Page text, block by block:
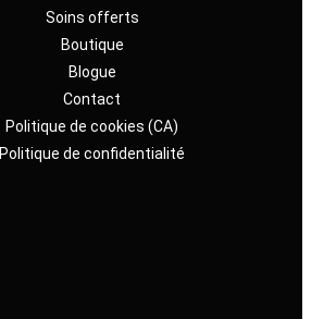
Soins offerts
Boutique
Blogue
Contact
Politique de cookies (CA)
Politique de confidentialité